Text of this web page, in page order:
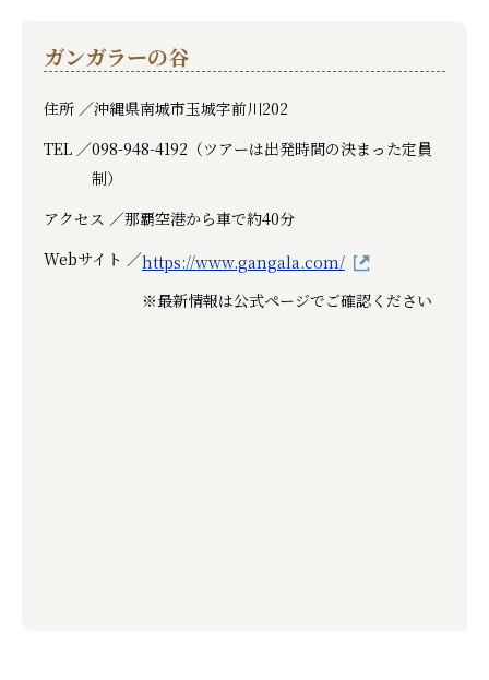
ガンガラーの谷
住所 ／沖縄県南城市玉城字前川202
TEL ／098-948-4192（ツアーは出発時間の決まった定員
制）
アクセス ／那覇空港から車で約40分
Webサイト ／https://www.gangala.com/
※最新情報は公式ページでご確認ください